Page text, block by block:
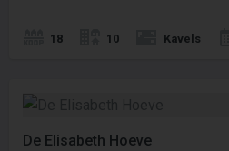
18 10 Kavels
De Elisabeth Hoeve